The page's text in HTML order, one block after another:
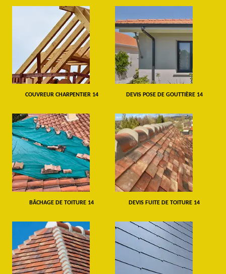
COUVREUR CHARPENTIER 14 DEVIS POSE DE GOUTTIÈRE 14
BÂCHAGE DE TOITURE 14 DEVIS FUITE DE TOITURE 14